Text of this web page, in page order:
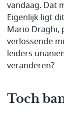
vandaag. Dat
Eigenlijk ligt
Mario Draghi,
verlossende
leiders
veranderen?
Toch